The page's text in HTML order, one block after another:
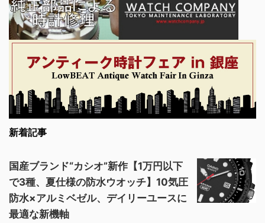
新着記事
国産ブランド“カシオ”新作【1万円以下
で3種、夏仕様の防水ウオッチ】10気圧
防水×アルミベゼル、デイリーユースに
最適な新機軸